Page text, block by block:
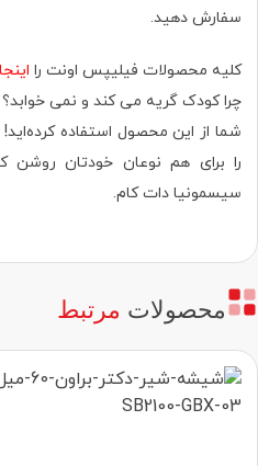
سفارش دهید.
کلیه محصولات فیلیپس اونت را اینجا
چرا کودک گریه می کند و نمی خوابد؟
شما از این محصول استفاده کرده‌اید!
را برای هم نوعان خودتان روشن
سیسمونیا دات کام.
محصولات مرتبط